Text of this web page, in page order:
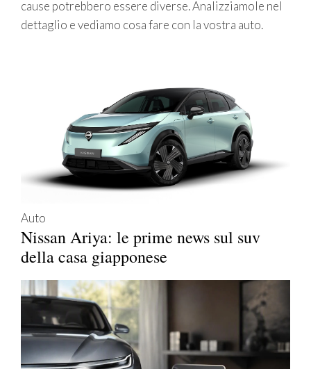
cause potrebbero essere diverse. Analizziamole nel
dettaglio e vediamo cosa fare con la vostra auto.
Auto
Nissan Ariya: le prime news sul suv
della casa giapponese